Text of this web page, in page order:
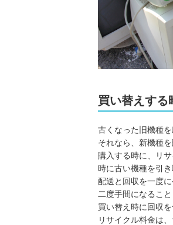
買い替えする
古くなった旧機種
それなら、新機種
購入する時に、リ
時に古い機種を引
配送と回収を一度
二度手間になるこ
買い替え時に回収
リサイクル料金は